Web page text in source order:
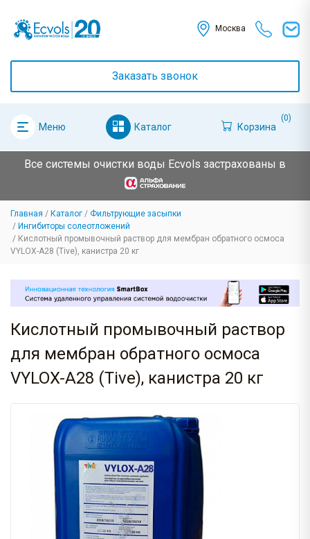
Москва
Заказать звонок
Меню Каталог Корзина
(0)
Все системы очистки воды Ecvols застрахованы в
Главная Каталог
Фильтрующие засыпки
Ингибиторы солеотложений
Кислотный промывочный раствор для мембран обратного осмоса
VYLOX-A28 (Tive), канистра 20 кг
Кислотный промывочный раствор
для мембран обратного осмоса
VYLOX-A28 (Tive), канистра 20 кг